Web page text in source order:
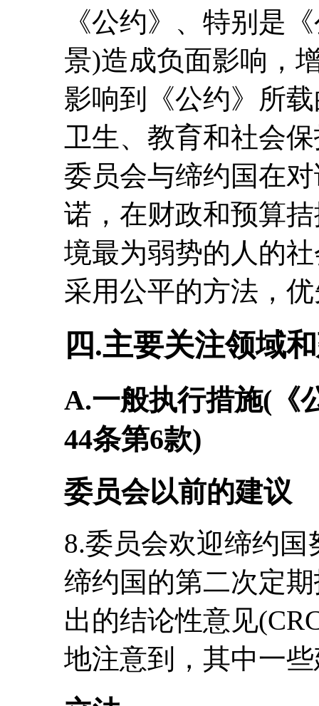
《公约》、特别是
景)造成负面影响，
影响到《公约》所
卫生、教育和社会
委员会与缔约国在
诺，在财政和预算
境最为弱势的人的
采用公平的方法，
四.主要关注领域
A.一般执行措施(《
44条第6款)
委员会以前的建议
8.委员会欢迎缔约国
缔约国的第二次定
出的结论性意见
地注意到，其中一